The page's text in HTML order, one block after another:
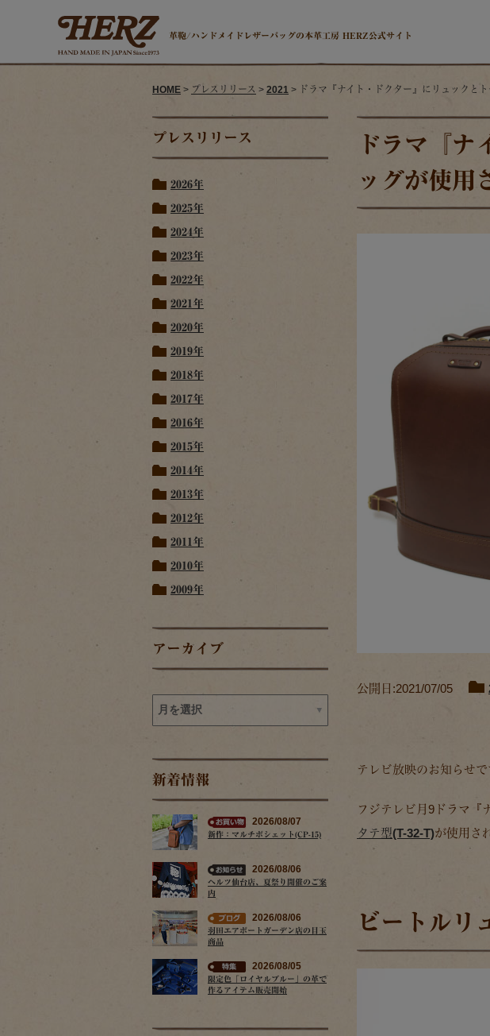
革鞄/ハンドメイドレザーバッグの本革工房 HERZ公式サイト
HOME > プレスリリース > 2021 > ドラマ『ナイト・ドクター』にリュックと
プレスリリース
2026年
2025年
2024年
2023年
2022年
2021年
2020年
2019年
2018年
2017年
2016年
2015年
2014年
2013年
2012年
2011年
2010年
2009年
アーカイブ
新着情報
2026/08/07
新作：マルチポシェット(CP-15)
2026/08/06
ヘルツ仙台店、夏祭り開催のご案
内
2026/08/06
羽田エアポートガーデン店の目玉
商品
2026/08/05
限定色「ロイヤルブルー」の革で
作るアイテム販売開始
ドラマ『ナ
ッグが使用
公開日:2021/07/05
テレビ放映のお知らせで
フジテレビ月9ドラマ『
タテ型(T-32-T)が使用さ
ビートルリ